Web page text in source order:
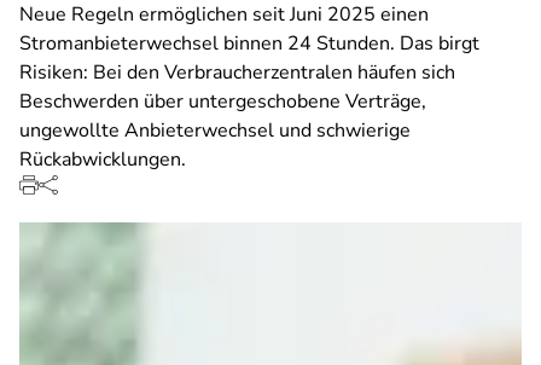
Neue Regeln ermöglichen seit Juni 2025 einen
Stromanbieterwechsel binnen 24 Stunden. Das birgt
Risiken: Bei den Verbraucherzentralen häufen sich
Beschwerden über untergeschobene Verträge,
ungewollte Anbieterwechsel und schwierige
Rückabwicklungen.